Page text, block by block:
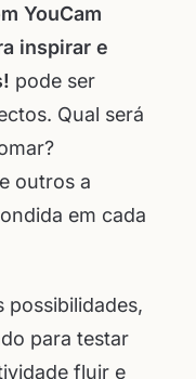
YouCam
inspirar e
pode ser
Qual será
outros a
em cada
possibilidades,
para testar
fluir e